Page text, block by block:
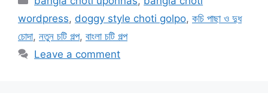
wordpress, doggy style choti golpo, কচি পাছা ও দুধ
চোদা, নতুন চটি গল্প, বাংলা চটি গল্প
Leave a comment